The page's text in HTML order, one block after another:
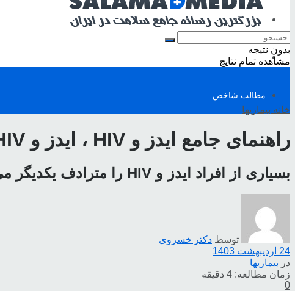
تناسب اندام
تغذیه
مطالب شاخص
بدون نتیجه
مشاهده تمام نتایج
خانه بیماریها
راهنمای جامع ایدز و HIV ، ایدز و HIV چیست؟ علل، پیشگیری و درمان
بسیاری از افراد ایدز و HIV را مترادف یکدیگر می دانند، ولی در این مقاله بطور مفصل به مفاهیم ایدز و HIV می پردازیم
توسط دکتر خسروی
24 اردیبهشت 1403
در بیماریها
زمان مطالعه: 4 دقیقه
0